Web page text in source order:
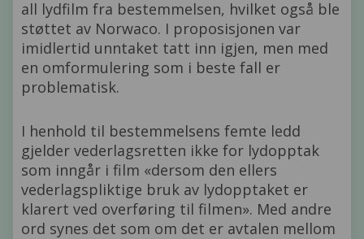
all lydfilm fra bestemmelsen, hvilket også ble
støttet av Norwaco. I proposisjonen var
imidlertid unntaket tatt inn igjen, men med
en omformulering som i beste fall er
problematisk.
I henhold til bestemmelsens femte ledd
gjelder vederlagsretten ikke for lydopptak
som inngår i film «dersom den ellers
vederlagspliktige bruk av lydopptaket er
klarert ved overføring til filmen». Med andre
ord synes det som om det er avtalen mellom